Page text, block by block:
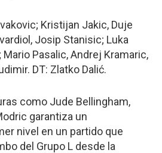
Kristijan Jakic, Duje
Josip Stanisic; Luka
Pasalic, Andrej Kramaric,
DT: Zlatko Dalić.
como Jude Bellingham,
garantiza un
nivel en un partido que
del Grupo L desde la